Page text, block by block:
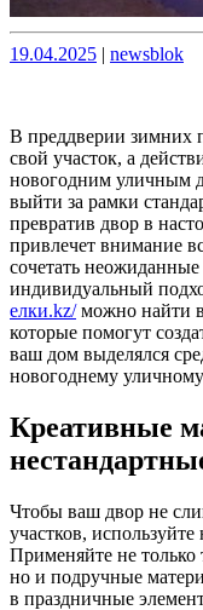
Опубликовано
19.04.2025 | newsblok
В преддверии зимних
свой участок, а
новогодним уличным
выйти за рамки
превратив двор в
привлечет внимание
сочетать
индивидуальный
елки.kz/можно найти
которые помогут
ваш дом выделялся
новогоднему уличному
Креативные
Чтобы ваш двор не
участков,
Применяйте не
но и подручные
в праздничные